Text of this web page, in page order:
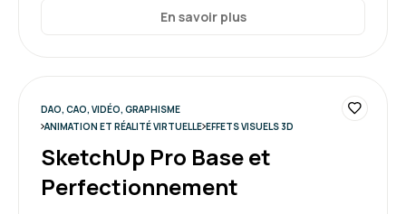
En savoir plus
DAO, CAO, VIDÉO, GRAPHISME
ANIMATION ET RÉALITÉ VIRTUELLE EFFETS VISUELS 3D
SketchUp Pro Base et
Perfectionnement